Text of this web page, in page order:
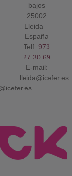
bajos
25002
Lleida –
España
Telf. 973
27 30 69
E-mail:
lleida@icefer.es